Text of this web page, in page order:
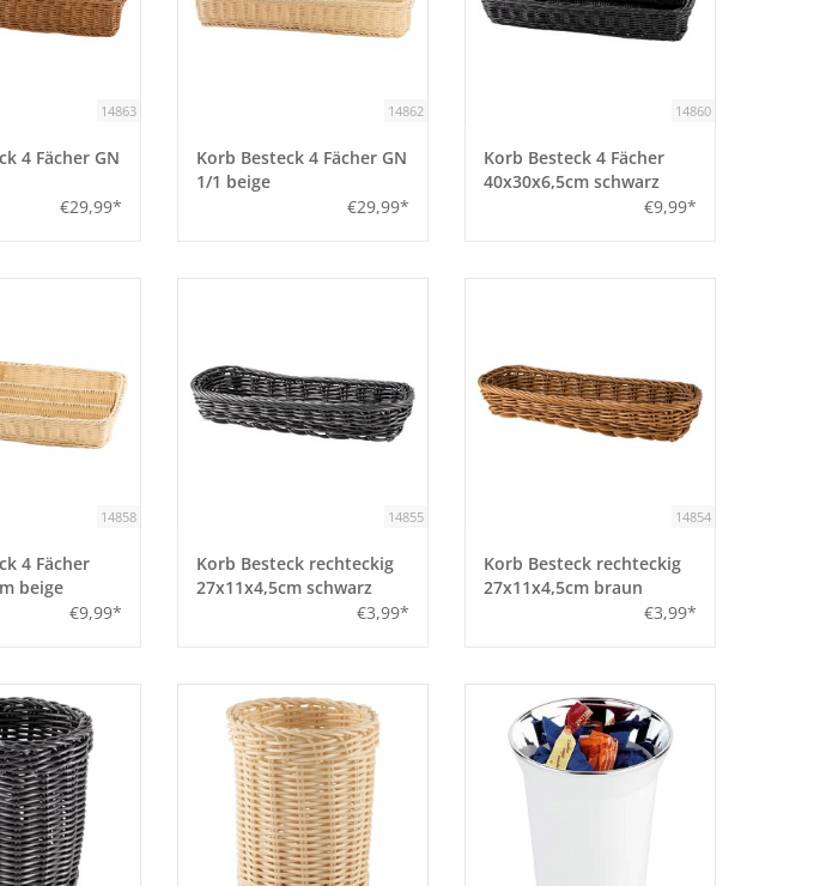
14863
4 Fächer GN
€29,99*
14862
Korb Besteck 4 Fächer GN
1/1 beige
€29,99*
14860
Korb Besteck 4 Fächer
40x30x6,5cm schwarz
€9,99*
14858
4 Fächer
beige
€9,99*
14855
Korb Besteck rechteckig
27x11x4,5cm schwarz
€3,99*
14854
Korb Besteck rechteckig
27x11x4,5cm braun
€3,99*